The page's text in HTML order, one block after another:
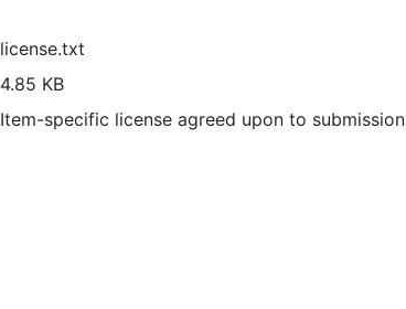
license.txt
4.85 KB
Item-specific license agreed upon to submission